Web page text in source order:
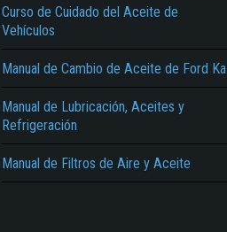
Curso de Cuidado del Aceite de
Vehículos
Manual de Cambio de Aceite de Ford Ka
Manual de Lubricación, Aceites y
Refrigeración
Manual de Filtros de Aire y Aceite